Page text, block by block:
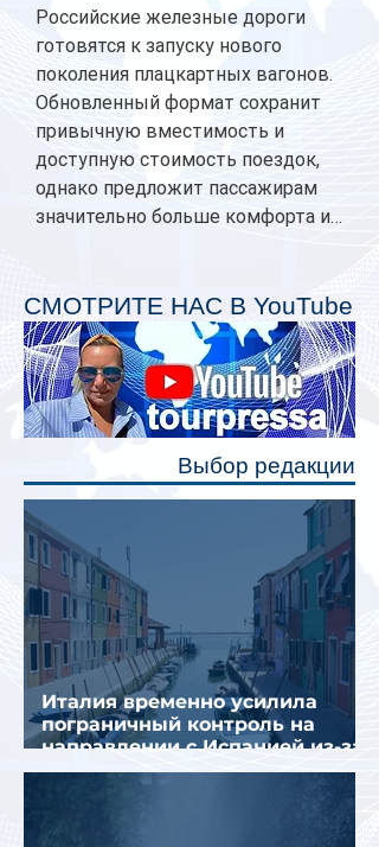
Российские железные дороги
готовятся к запуску нового
поколения плацкартных вагонов.
Обновленный формат сохранит
привычную вместимость и
доступную стоимость поездок,
однако предложит пассажирам
значительно больше комфорта и
планируется начать в 2027 году.
Одним из главных нововведений
станут индивидуальные шторки у
каждого спального места. Они
позволят пассажирам закрыть свою
полку во время сна или отдыха,
СМОТРИТЕ НАС В YouTube
Выбор редакции
Италия временно усилила
пограничный контроль на
направлении с Испанией из-за
миграционного кризиса